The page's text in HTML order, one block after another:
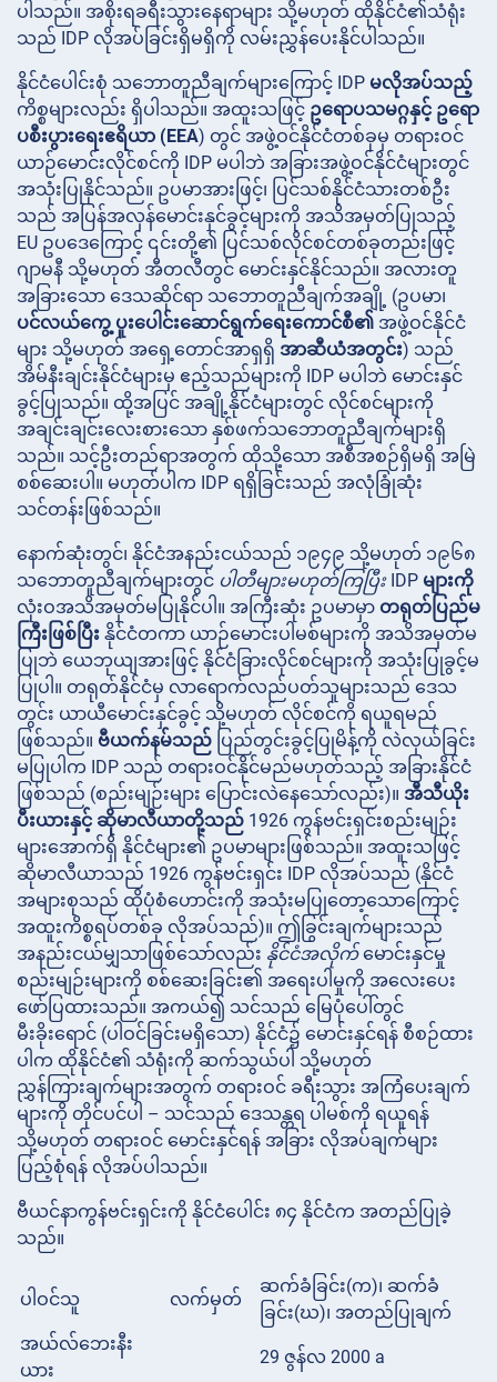
ပါသည်။ အစိုးရခရီးသွားနေရာများ သို့မဟုတ် ထိုနိုင်ငံ၏သံရုံး
သည် IDP လိုအပ်ခြင်းရှိမရှိကို လမ်းညွှန်ပေးနိုင်ပါသည်။
နိုင်ငံပေါင်းစုံ သဘောတူညီချက်များကြောင့် IDP မလိုအပ်သည့်
ကိစ္စများလည်း ရှိပါသည်။ အထူးသဖြင့် ဥရောပသမဂ္ဂနှင့် ဥရော
ပစီးပွားရေးဧရိယာ (EEA) တွင် အဖွဲ့ဝင်နိုင်ငံတစ်ခုမှ တရားဝင်
ယာဉ်မောင်းလိုင်စင်ကို IDP မပါဘဲ အခြားအဖွဲ့ဝင်နိုင်ငံများတွင်
အသုံးပြုနိုင်သည်။ ဥပမာအားဖြင့်၊ ပြင်သစ်နိုင်ငံသားတစ်ဦး
သည် အပြန်အလှန်မောင်းနှင်ခွင့်များကို အသိအမှတ်ပြုသည့်
EU ဥပဒေကြောင့် ၎င်းတို့၏ ပြင်သစ်လိုင်စင်တစ်ခုတည်းဖြင့်
ဂျာမနီ သို့မဟုတ် အီတလီတွင် မောင်းနှင်နိုင်သည်။ အလားတူ
အခြားသော ဒေသဆိုင်ရာ သဘောတူညီချက်အချို့ (ဥပမာ၊
ပင်လယ်ကွေ့ ပူးပေါင်းဆောင်ရွက်ရေးကောင်စီ၏ အဖွဲ့ဝင်နိုင်ငံ
များ သို့မဟုတ် အရှေ့တောင်အာရှရှိ အာဆီယံအတွင်း) သည်
အိမ်နီးချင်းနိုင်ငံများမှ ဧည့်သည်များကို IDP မပါဘဲ မောင်းနှင်
ခွင့်ပြုသည်။ ထို့အပြင် အချို့နိုင်ငံများတွင် လိုင်စင်များကို
အချင်းချင်းလေးစားသော နှစ်ဖက်သဘောတူညီချက်များရှိ
သည်။ သင့်ဦးတည်ရာအတွက် ထိုသို့သော အစီအစဉ်ရှိမရှိ အမြဲ
စစ်ဆေးပါ။ မဟုတ်ပါက IDP ရရှိခြင်းသည် အလုံခြုံဆုံး
သင်တန်းဖြစ်သည်။
နောက်ဆုံးတွင်၊ နိုင်ငံအနည်းငယ်သည် ၁၉၄၉ သို့မဟုတ် ၁၉၆၈
သဘောတူညီချက်များတွင် ပါတီများမဟုတ်ကြပြီးIDP များကို
လုံးဝအသိအမှတ်မပြုနိုင်ပါ။ အကြီးဆုံး ဥပမာမှာ တရုတ်ပြည်မ
ကြီးဖြစ်ပြီး နိုင်ငံတကာ ယာဉ်မောင်းပါမစ်များကို အသိအမှတ်မ
ပြုဘဲ ယေဘုယျအားဖြင့် နိုင်ငံခြားလိုင်စင်များကို အသုံးပြုခွင့်မ
ပြုပါ။ တရုတ်နိုင်ငံမှ လာရောက်လည်ပတ်သူများသည် ဒေသ
တွင်း ယာယီမောင်းနှင်ခွင့် သို့မဟုတ် လိုင်စင်ကို ရယူရမည်
ဖြစ်သည်။ ဗီယက်နမ်သည် ပြည်တွင်းခွင့်ပြုမိန့်ကို လဲလှယ်ခြင်း
မပြုပါက IDP သည် တရားဝင်နိုင်မည်မဟုတ်သည့် အခြားနိုင်ငံ
ဖြစ်သည် (စည်းမျဉ်းများ ပြောင်းလဲနေသော်လည်း)။ အီသီယိုး
ပီးယားနှင့် ဆိုမာလီယာတို့သည် 1926 ကွန်ဗင်းရှင်းစည်းမျဉ်း
များအောက်ရှိ နိုင်ငံများ၏ ဥပမာများဖြစ်သည်။ အထူးသဖြင့်
ဆိုမာလီယာသည် 1926 ကွန်ဗင်းရှင်း IDP လိုအပ်သည် (နိုင်ငံ
အများစုသည် ထိုပုံစံဟောင်းကို အသုံးမပြုတော့သောကြောင့်
အထူးကိစ္စရပ်တစ်ခု လိုအပ်သည်)။ ဤခြွင်းချက်များသည်
အနည်းငယ်မျှသာဖြစ်သော်လည်း နိုင်ငံအလိုက်မောင်းနှင်မှု
စည်းမျဉ်းများကို စစ်ဆေးခြင်း၏ အရေးပါမှုကို အလေးပေး
ဖော်ပြထားသည်။ အကယ်၍ သင်သည် မြေပုံပေါ်တွင်
မီးခိုးရောင် (ပါဝင်ခြင်းမရှိသော) နိုင်ငံ၌ မောင်းနှင်ရန် စီစဉ်ထား
ပါက ထိုနိုင်ငံ၏ သံရုံးကို ဆက်သွယ်ပါ သို့မဟုတ်
ညွှန်ကြားချက်များအတွက် တရားဝင် ခရီးသွား အကြံပေးချက်
များကို တိုင်ပင်ပါ – သင်သည် ဒေသန္တရ ပါမစ်ကို ရယူရန်
သို့မဟုတ် တရားဝင် မောင်းနှင်ရန် အခြား လိုအပ်ချက်များ
ပြည့်စုံရန် လိုအပ်ပါသည်။
ဗီယင်နာကွန်ဗင်းရှင်းကို နိုင်ငံပေါင်း ၈၄ နိုင်ငံက အတည်ပြုခဲ့
သည်။
ပါဝင်သူ လက်မှတ်
ဆက်ခံခြင်း(က)၊ ဆက်ခံ
ခြင်း(ဃ)၊ အတည်ပြုချက်
အယ်လ်ဘေးနီး
ယား
29 ဇွန်လ 2000 a